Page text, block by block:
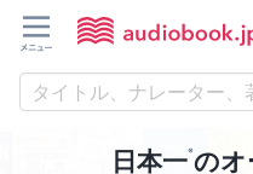
日本一※のオ